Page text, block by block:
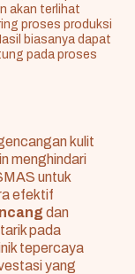
akan terlihat
proses produksi
biasanya dapat
pada proses
kulit
menghindari
untuk
efektif
dan
pada
tepercaya
yang